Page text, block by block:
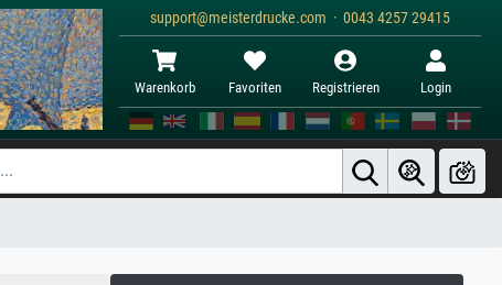
support@meisterdrucke.com · 0043 4257 29415
Warenkorb Favoriten Registrieren Login